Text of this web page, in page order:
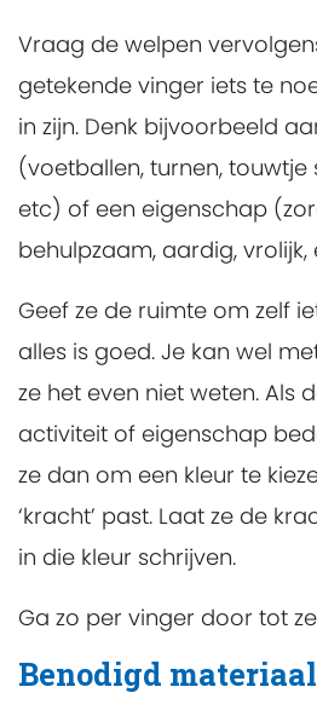
Vraag de welpen
getekende vinger iets te
in zijn. Denk bijvoorbeeld
(voetballen, turnen, touwtje
etc) of een eigenschap
behulpzaam, aardig, vrolijk,
Geef ze de ruimte om zelf
alles is goed. Je kan wel
ze het even niet weten. Als
activiteit of eigenschap
ze dan om een kleur te
‘kracht’ past. Laat ze de
in die kleur schrijven.
Ga zo per vinger door tot
Benodigd materiaal